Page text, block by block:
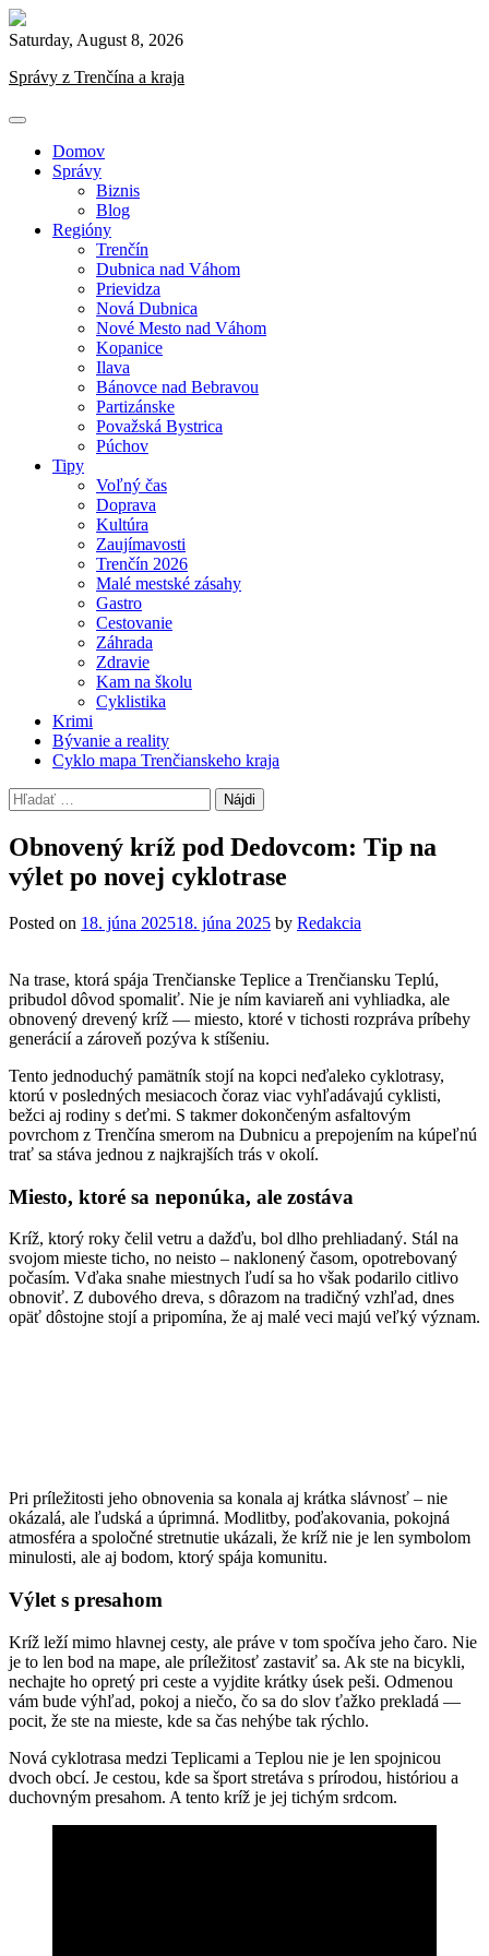
Skip
to
Saturday, August 8, 2026
Správy z Trenčína a kraja
Domov
Správy
Biznis
Blog
Regióny
Trenčín
Dubnica nad Váhom
Prievidza
Nová Dubnica
Nové Mesto nad Váhom
Kopanice
Ilava
Bánovce nad Bebravou
Partizánske
Považská Bystrica
Púchov
Tipy
Voľný čas
Doprava
Kultúra
Zaujímavosti
Trenčín 2026
Malé mestské zásahy
Gastro
Cestovanie
Záhrada
Zdravie
Kam na školu
Cyklistika
Krimi
Bývanie a reality
Cyklo mapa Trenčianskeho kraja
Hľadať:
Obnovený kríž pod Dedovcom: Tip na
výlet po novej cyklotrase
Posted on 18. júna 202518. júna 2025 by Redakcia
Na trase, ktorá spája Trenčianske Teplice a Trenčiansku Teplú,
pribudol dôvod spomaliť. Nie je ním kaviareň ani vyhliadka, ale
obnovený drevený kríž — miesto, ktoré v tichosti rozpráva príbehy
generácií a zároveň pozýva k stíšeniu.
Tento jednoduchý pamätník stojí na kopci neďaleko cyklotrasy,
ktorú v posledných mesiacoch čoraz viac vyhľadávajú cyklisti,
bežci aj rodiny s deťmi. S takmer dokončeným asfaltovým
povrchom z Trenčína smerom na Dubnicu a prepojením na kúpeľnú
trať sa stáva jednou z najkrajších trás v okolí.
Miesto, ktoré sa neponúka, ale zostáva
Kríž, ktorý roky čelil vetru a dažďu, bol dlho prehliadaný. Stál na
svojom mieste ticho, no neisto – naklonený časom, opotrebovaný
počasím. Vďaka snahe miestnych ľudí sa ho však podarilo citlivo
obnoviť. Z dubového dreva, s dôrazom na tradičný vzhľad, dnes
opäť dôstojne stojí a pripomína, že aj malé veci majú veľký význam.
Pri príležitosti jeho obnovenia sa konala aj krátka slávnosť – nie
okázalá, ale ľudská a úprimná. Modlitby, poďakovania, pokojná
atmosféra a spoločné stretnutie ukázali, že kríž nie je len symbolom
minulosti, ale aj bodom, ktorý spája komunitu.
Výlet s presahom
Kríž leží mimo hlavnej cesty, ale práve v tom spočíva jeho čaro. Nie
je to len bod na mape, ale príležitosť zastaviť sa. Ak ste na bicykli,
nechajte ho opretý pri ceste a vyjdite krátky úsek peši. Odmenou
vám bude výhľad, pokoj a niečo, čo sa do slov ťažko prekladá —
pocit, že ste na mieste, kde sa čas nehýbe tak rýchlo.
Nová cyklotrasa medzi Teplicami a Teplou nie je len spojnicou
dvoch obcí. Je cestou, kde sa šport stretáva s prírodou, históriou a
duchovným presahom. A tento kríž je jej tichým srdcom.